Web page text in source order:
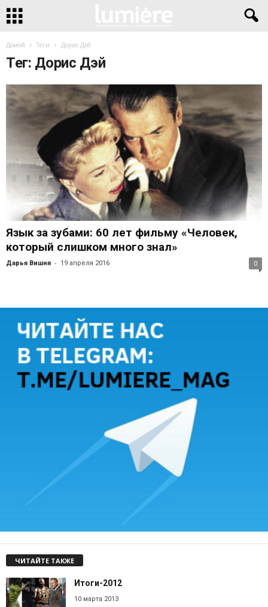
Домой Теги Дорис Дэй
Тег: Дорис Дэй
Язык за зубами: 60 лет фильму «Человек,
который слишком много знал»
Дарья Вишня - 19 апреля 2016 0
ЧИТАЙТЕ ТАКЖЕ
Итоги-2012
10 марта 2013